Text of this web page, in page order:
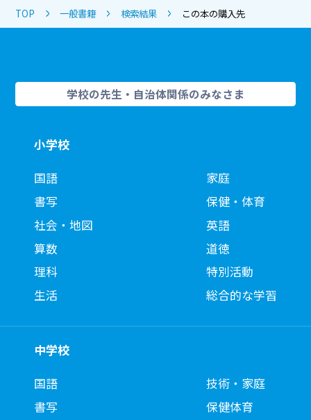
TOP 一般書籍 検索結果 この本の購入先
学校の先生・自治体関係のみなさま
小学校
国語
書写
社会・地図
算数
理科
生活
家庭
保健・体育
英語
道徳
特別活動
総合的な学習
中学校
国語
書写
技術・家庭
保健体育